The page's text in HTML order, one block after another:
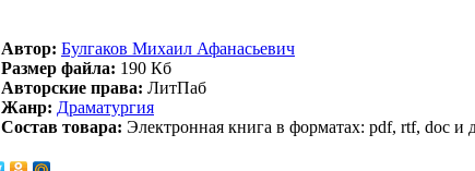
Автор: Булгаков Михаил Афанасьевич
Размер файла: 190 Кб
Авторские права: ЛитПаб
Жанр: Драматургия
Состав товара: Электронная книга в форматах: pdf, rtf, doc и